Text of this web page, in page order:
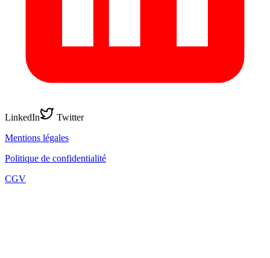
LinkedIn
Twitter
Mentions légales
Politique de confidentialité
CGV